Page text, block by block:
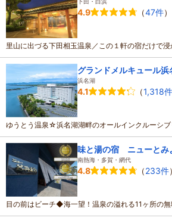
4.9 （47件）
里山に出づる下田相玉温泉／この１軒の宿だけで
グランドメルキュール
浜名湖
4.1 （1,318件
ゆうとう温泉☆浜名湖湖畔のオールインクルーシブ
味と湯の宿 ニューとみ
南熱海・多賀・網代
4.8 （233件）
目の前はビーチ◆海一望！温泉の溢れる11ヶ所の無